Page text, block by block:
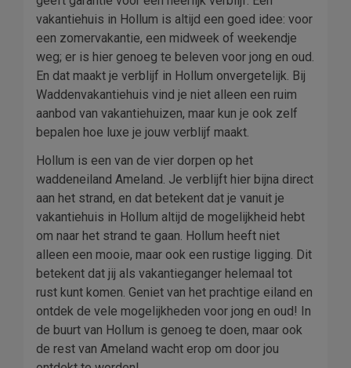
vakantiehuis in Hollum is altijd een goed idee: voor
een zomervakantie, een midweek of weekendje
weg; er is hier genoeg te beleven voor jong en oud.
En dat maakt je verblijf in Hollum onvergetelijk. Bij
Waddenvakantiehuis vind je niet alleen een ruim
aanbod van vakantiehuizen, maar kun je ook zelf
bepalen hoe luxe je jouw verblijf maakt.
Hollum is een van de vier dorpen op het
waddeneiland Ameland. Je verblijft hier bijna direct
aan het strand, en dat betekent dat je vanuit je
vakantiehuis in Hollum altijd de mogelijkheid hebt
om naar het strand te gaan. Hollum heeft niet
alleen een mooie, maar ook een rustige ligging. Dit
betekent dat jij als vakantieganger helemaal tot
rust kunt komen. Geniet van het prachtige eiland en
ontdek de vele mogelijkheden voor jong en oud! In
de buurt van Hollum is genoeg te doen, maar ook
de rest van Ameland wacht erop om door jou